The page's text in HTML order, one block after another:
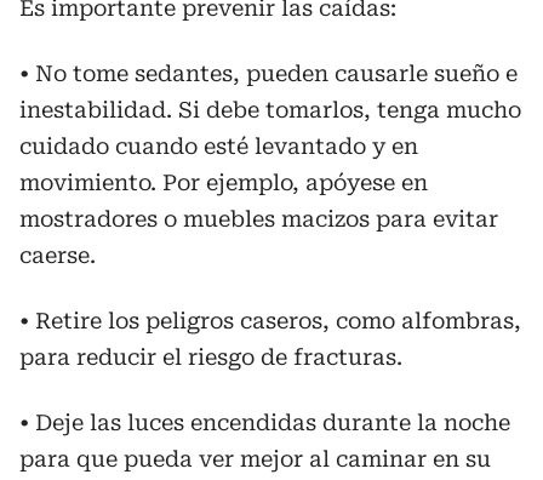
Es importante prevenir las caídas:
• No tome sedantes, pueden causarle sueño e
inestabilidad. Si debe tomarlos, tenga mucho
cuidado cuando esté levantado y en
movimiento. Por ejemplo, apóyese en
mostradores o muebles macizos para evitar
caerse.
• Retire los peligros caseros, como alfombras,
para reducir el riesgo de fracturas.
• Deje las luces encendidas durante la noche
para que pueda ver mejor al caminar en su